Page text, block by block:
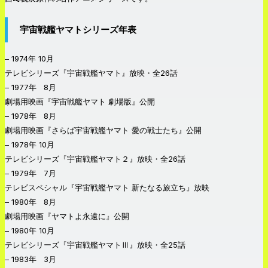
宇宙戦艦ヤマトシリーズ年表
– 1974年 10月
テレビシリーズ『宇宙戦艦ヤマト』放映・全26話
– 1977年 8月
劇場用映画『宇宙戦艦ヤマト 劇場版』公開
– 1978年 8月
劇場用映画『さらば宇宙戦艦ヤマト 愛の戦士たち』公開
– 1978年 10月
テレビシリーズ『宇宙戦艦ヤマト２』放映・全26話
– 1979年 7月
テレビスペシャル『宇宙戦艦ヤマト 新たなる旅立ち』放映
– 1980年 8月
劇場用映画『ヤマトよ永遠に』公開
– 1980年 10月
テレビシリーズ『宇宙戦艦ヤマトⅢ』放映・全25話
– 1983年 3月